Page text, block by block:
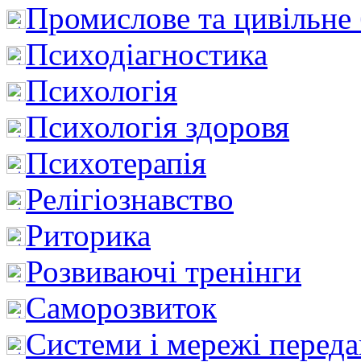
Промислове та цивільне
Психодіагностика
Психологія
Психологія здоровя
Психотерапія
Релігіознавство
Риторика
Розвиваючі тренінги
Саморозвиток
Системи і мережі